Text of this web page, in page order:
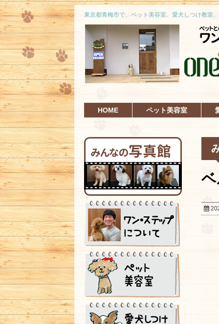
東京都青梅市で、ペット美容室、愛犬しつけ教室
HOME ペット美容室